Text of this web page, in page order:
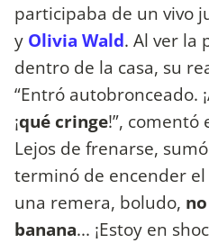
participaba de un vivo
y Olivia Wald. Al ver la
dentro de la casa, su
“Entró autobronceado.
¡qué cringe!”, comentó
Lejos de frenarse,
terminó de encender
una remera, boludo,
banana... ¡Estoy en